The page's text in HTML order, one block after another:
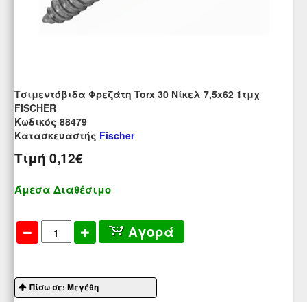
Τσιμεντόβιδα Φρεζάτη Torx 30 Νίκελ 7,5x62 1τμχ
FISCHER
Kωδικός 88479
Κατασκευαστής Fischer
Τιμή 0,12€
Άμεσα Διαθέσιμο
Αγορά
Πίσω σε: Μεγέθη